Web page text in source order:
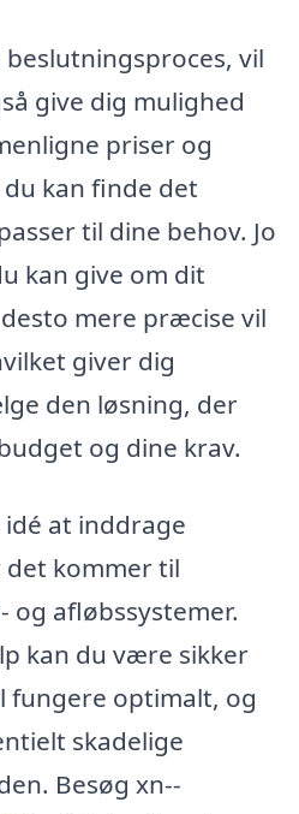
vil
give dig mulighed
priser og
kan finde det
til dine behov. Jo
kan give om dit
mere præcise vil
giver dig
den løsning, der
og dine krav.
at inddrage
kommer til
og afløbssystemer.
kan du være sikker
fungere optimalt, og
skadelige
Besøg xn--